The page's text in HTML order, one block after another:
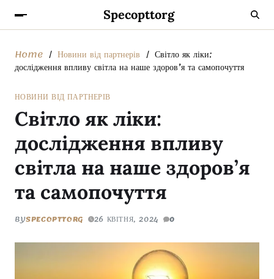
Specopttorg
Home Новини від партнерів Світло як ліки:
дослідження впливу світла на наше здоров’я та самопочуття
НОВИНИ ВІД ПАРТНЕРІВ
Світло як ліки:
дослідження впливу
світла на наше здоров’я
та самопочуття
BYSPECOPTTORG 26 КВІТНЯ, 2024 0